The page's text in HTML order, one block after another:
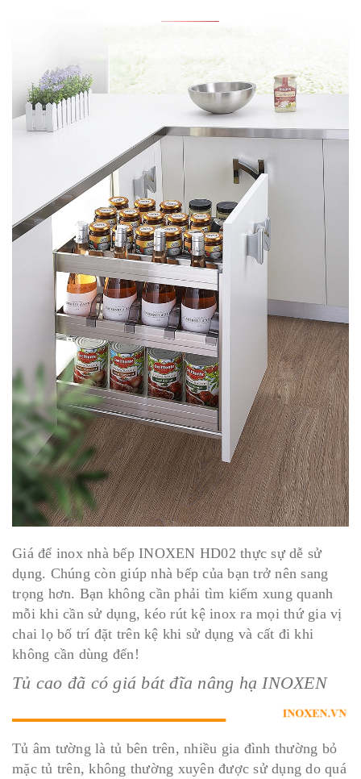
Giá để inox nhà bếp INOXEN HD02 thực sự dễ sử
dụng. Chúng còn giúp nhà bếp của bạn trở nên sang
trọng hơn. Bạn không cần phải tìm kiếm xung quanh
mỗi khi cần sử dụng, kéo rút kệ inox ​​ra mọi thứ gia vị
chai lọ bố trí đặt trên kệ khi sử dụng và cất đi khi
không cần dùng đến!
Tủ cao đã có giá bát đĩa nâng hạ INOXEN
Tủ âm tường là tủ bên trên, nhiều gia đình thường bỏ
mặc tủ trên, không thường xuyên được sử dụng do quá